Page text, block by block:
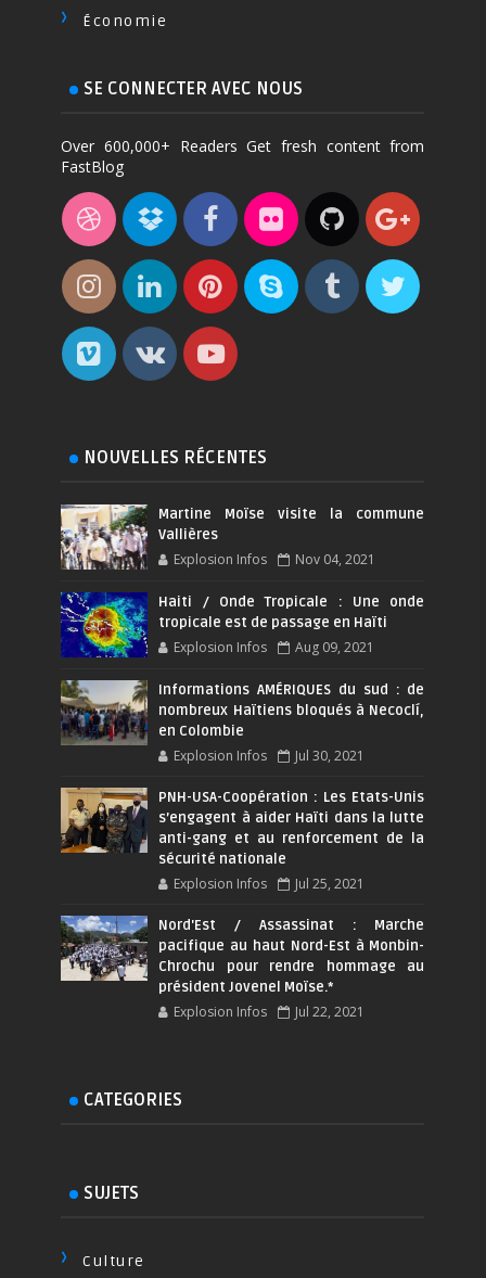
Économie
SE CONNECTER AVEC NOUS
Over 600,000+ Readers Get fresh content from
FastBlog
NOUVELLES RÉCENTES
Martine Moïse visite la commune
Vallières
Explosion Infos Nov 04, 2021
Haiti / Onde Tropicale : Une onde
tropicale est de passage en Haïti
Explosion Infos Aug 09, 2021
Informations AMÉRIQUES du sud : de
nombreux Haïtiens bloqués à Necoclí,
en Colombie
Explosion Infos Jul 30, 2021
PNH-USA-Coopération : Les Etats-Unis
s’engagent à aider Haïti dans la lutte
anti-gang et au renforcement de la
sécurité nationale
Explosion Infos Jul 25, 2021
Nord'Est / Assassinat : Marche
pacifique au haut Nord-Est à Monbin-
Chrochu pour rendre hommage au
président Jovenel Moïse.*
Explosion Infos Jul 22, 2021
CATEGORIES
SUJETS
Culture